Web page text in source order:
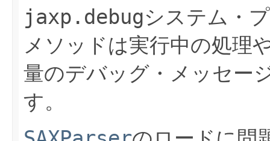
jaxp.debugシステム・
メソッドは実行中の処理
量のデバッグ・メッセー
す。